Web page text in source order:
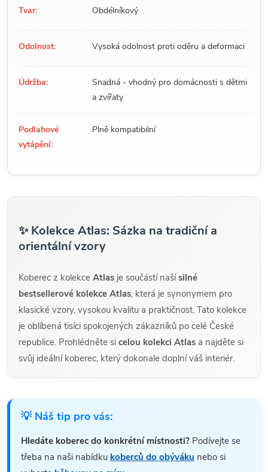
Tvar: Obdélníkový
Odolnost: Vysoká odolnost proti oděru a deformaci
Údržba:
Snadná - vhodný pro domácnosti s dětmi
a zvířaty
Podlahové
vytápění:
Plně kompatibilní
✨ Kolekce Atlas: Sázka na tradiční a
orientální vzory
Koberec z kolekce Atlas je součástí našísilné
bestsellerové kolekce Atlas, která je synonymem pro
klasické vzory, vysokou kvalitu a praktičnost. Tato kolekce
je oblíbená tisíci spokojených zákazníků po celé České
republice. Prohlédněte si celou kolekci Atlas a najděte si
svůj ideální koberec, který dokonale doplní váš interiér.
💡 Náš tip pro vás:
Hledáte koberec do konkrétní místnosti? Podívejte se
třeba na naši nabídku koberců do obýváku nebo si